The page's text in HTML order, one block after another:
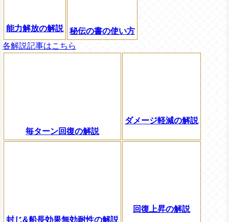
能力解放の解説
秘伝の書の使い方
各解説記事はこちら
毎ターン回復の解説
ダメージ軽減の解説
封じ&船長効果無効耐性の解説
回復上昇の解説